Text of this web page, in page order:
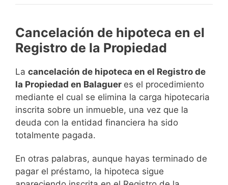
Cancelación de hipoteca en el
Registro de la Propiedad
La cancelación de hipoteca en el Registro de
la Propiedad en Balaguer es el procedimiento
mediante el cual se elimina la carga hipotecaria
inscrita sobre un inmueble, una vez que la
deuda con la entidad financiera ha sido
totalmente pagada.
En otras palabras, aunque hayas terminado de
pagar el préstamo, la hipoteca sigue